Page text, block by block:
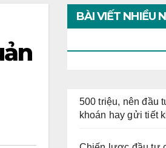
BÀI VIẾT NHIỀU
500 triệu, nên đầu
khoán hay gửi tiết